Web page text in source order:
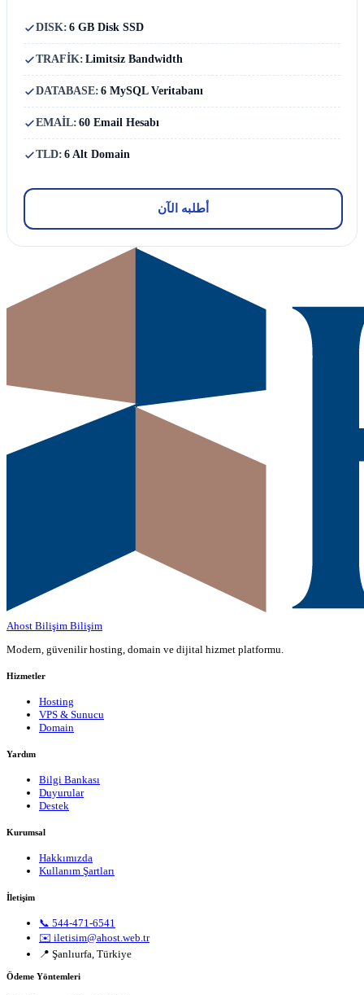
DISK: 6 GB Disk SSD
TRAFİK: Limitsiz Bandwidth
DATABASE: 6 MySQL Veritabanı
EMAİL: 60 Email Hesabı
TLD: 6 Alt Domain
أطلبه الآن
Ahost Bilişim Bilişim
Modern, güvenilir hosting, domain ve dijital hizmet platformu.
Hizmetler
Hosting
VPS & Sunucu
Domain
Yardım
Bilgi Bankası
Duyurular
Destek
Kurumsal
Hakkımızda
Kullanım Şartları
İletişim
📞 544-471-6541
✉️ iletisim@ahost.web.tr
📍 Şanlıurfa, Türkiye
Ödeme Yöntemleri